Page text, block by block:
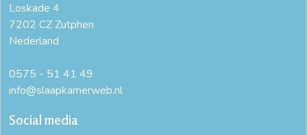
Loskade 4
7202 CZ Zutphen
Nederland
0575 - 51 41 49
info@slaapkamerweb.nl
Social media